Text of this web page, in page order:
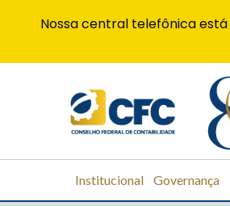
Institucional Governança
Nossa central telefônica